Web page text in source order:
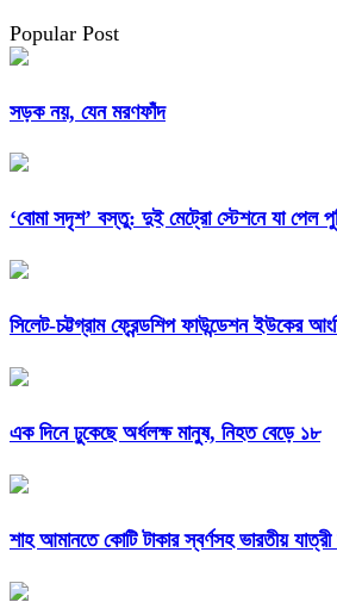
Popular Post
সড়ক নয়, যেন মরণফাঁদ
‘বোমা সদৃশ’ বস্তু: দুই মেট্রো স্টেশনে যা পেল
সিলেট-চট্টগ্রাম ফ্রেন্ডশিপ ফাউন্ডেশন ইউকের
এক দিনে ঢুকেছে অর্ধলক্ষ মানুষ, নিহত বেড়ে ১৮
শাহ আমানতে কোটি টাকার স্বর্ণসহ ভারতীয়